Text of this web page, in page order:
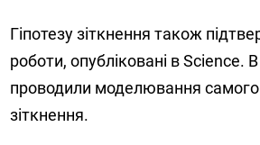
Гіпотезу зіткнення також
роботи, опубліковані в Science.
проводили моделювання
зіткнення.